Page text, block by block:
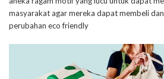
masyarakat agar mereka dapat membeli
perubahan eco friendly